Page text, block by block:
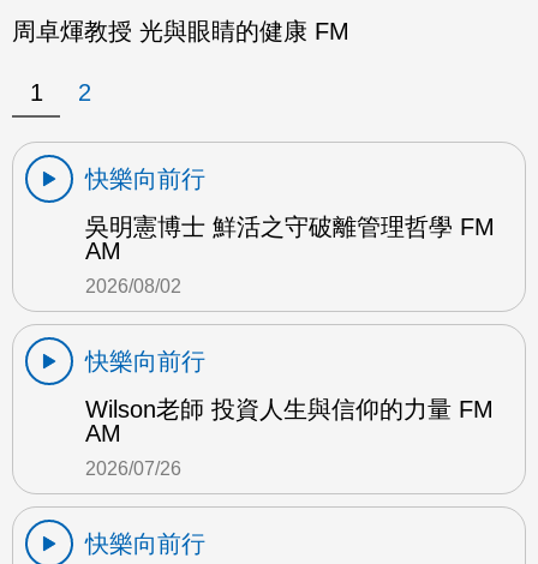
周卓煇教授 光與眼睛的健康 FM
1 2
快樂向前行
吳明憲博士 鮮活之守破離管理哲學 FM
AM
2026/08/02
快樂向前行
Wilson老師 投資人生與信仰的力量 FM
AM
2026/07/26
快樂向前行